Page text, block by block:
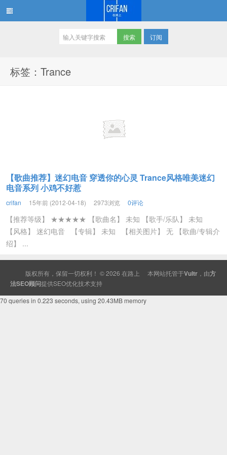
订阅
标签：Trance
【歌曲推荐】迷幻电音 穿透你的心灵 Trance风格唯美迷幻
电音系列 小鸡不好惹
crifan 15年前 (2012-04-18) 2973浏览 0评论
【推荐等级】 ★★★★★ 【歌曲名】 未知 【歌手/乐队】 未知
【风格】 迷幻电音 【专辑】 未知 【相关图片】 无 【歌曲/专辑介
绍】 ...
版权所有，保留一切权利！ © 2026 在路上 本网站托管于Vultr ，由方
法SEO顾问提供SEO优化技术支持
70 queries in 0.223 seconds, using 20.43MB memory